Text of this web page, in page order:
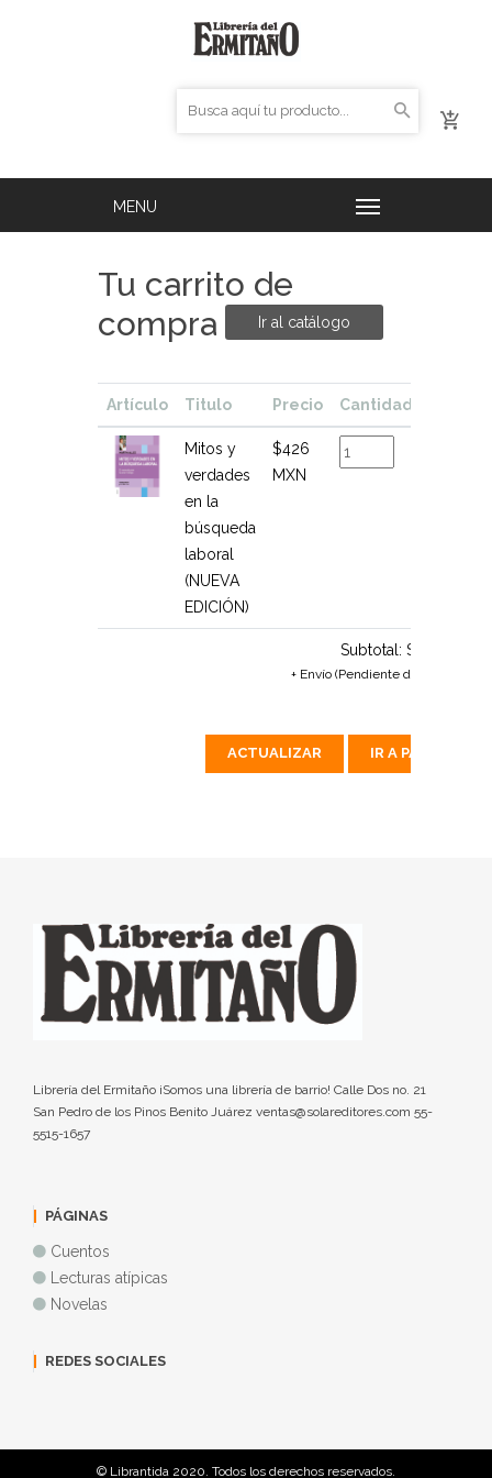
Tu carrito de
compra
Ir al catálogo
Artículo Titulo Precio Cantidad
Mitos y
verdades
en la
búsqueda
laboral
(NUEVA
EDICIÓN)
$426
MXN
Subtotal: $426 MX
+ Envío (Pendiente de calcular)
ACTUALIZAR IR A PAGAR
Librería del Ermitaño ¡Somos una librería de barrio! Calle Dos no. 21
San Pedro de los Pinos Benito Juárez ventas@solareditores.com 55-
5515-1657
PÁGINAS
Cuentos
Lecturas atípicas
Novelas
REDES SOCIALES
© Librantida 2020. Todos los derechos reservados.